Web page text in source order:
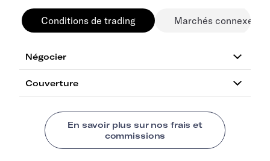
Conditions de trading Marchés connexes